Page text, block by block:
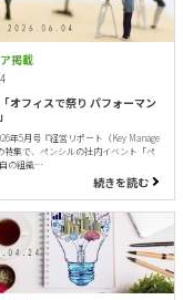
掲載
オフィスで祭り パフォーマン
年5月号『経営リポート（Key Manage
集で、ペンシルの社内イベント「ペ
の組織…
続きを読む